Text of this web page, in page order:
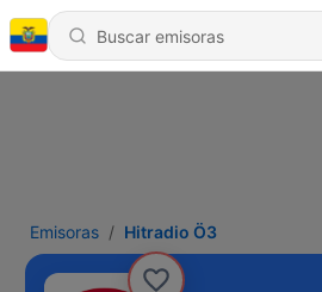
Emisoras Hitradio Ö3